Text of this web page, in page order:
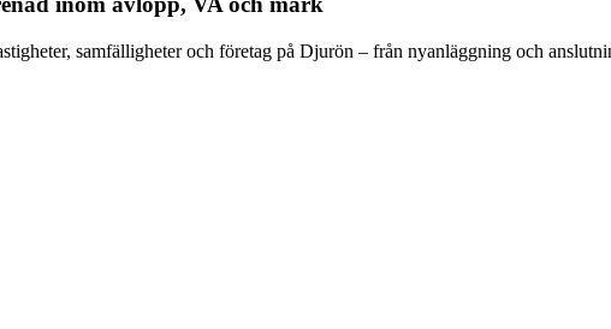
samfälligheter och företag på Djurön – från nyanläggning och